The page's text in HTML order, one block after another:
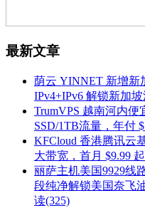
最新文章
荫云 YINNET 新增新
IPv4+IPv6 解锁新加
TrumVPS 越南河内便
SSD/1TB流量，年付
KFCloud 香港腾讯云
大带宽，首月 $9.99 起
丽萨主机美国9929线
段纯净解锁美国奈飞
读(325)